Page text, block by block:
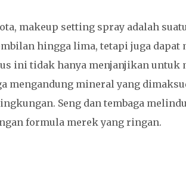
makeup setting spray adalah
hingga lima, tetapi juga dapat
ini tidak hanya menjanjikan untuk
mengandung mineral yang
Seng dan tembaga
formula merek yang ringan.